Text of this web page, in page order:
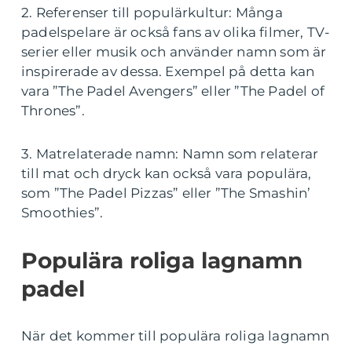
2. Referenser till populärkultur: Många
padelspelare är också fans av olika filmer, TV-
serier eller musik och använder namn som är
inspirerade av dessa. Exempel på detta kan
vara ”The Padel Avengers” eller ”The Padel of
Thrones”.
3. Matrelaterade namn: Namn som relaterar
till mat och dryck kan också vara populära,
som ”The Padel Pizzas” eller ”The Smashin’
Smoothies”.
Populära roliga lagnamn
padel
När det kommer till populära roliga lagnamn